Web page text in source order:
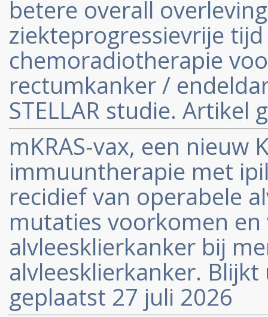
betere overall
ziekteprogressievrije
chemoradiotherapie
rectumkanker /
STELLAR studie. Artikel
mKRAS-vax, een nieuw
immuuntherapie met
recidief van operabele
mutaties voorkomen
alvleesklierkanker bij
alvleesklierkanker.
geplaatst 27 juli 2026